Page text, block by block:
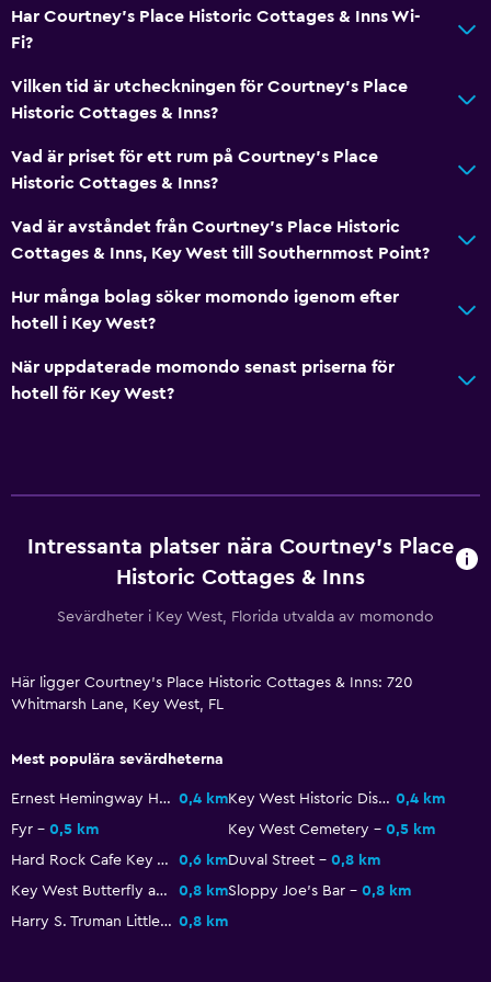
Hårfön
Toalettpapper
Walk-in-dusch
Allmänt
Familjerum
Vardagsrum
Trägolv eller parkettgolv
Sammanlänkade rum tillgängliga
Bäddsoffa
Förvaring
Balkong
Media och underhållning
Radio
Har Courtney's Place Historic Cottages & Inns Wi-
Fi?
Vilken tid är utcheckningen för Courtney's Place
Historic Cottages & Inns?
Vad är priset för ett rum på Courtney's Place
Historic Cottages & Inns?
Vad är avståndet från Courtney's Place Historic
Cottages & Inns, Key West till Southernmost Point?
Hur många bolag söker momondo igenom efter
hotell i Key West?
När uppdaterade momondo senast priserna för
hotell för Key West?
Intressanta platser nära Courtney's Place
Historic Cottages & Inns
Sevärdheter i Key West, Florida utvalda av momondo
Här ligger Courtney's Place Historic Cottages & Inns: 720
Whitmarsh Lane, Key West, FL
Mest populära sevärdheterna
Ernest Hemingway Home and Museum 0,4 km Key West Historic District 0,4 km
Fyr
0,5 km Key West Cemetery
0,5 km
Hard Rock Cafe Key West
0,6 kmDuval Street
0,8 km
Key West Butterfly and Nature Conservatory
0,8 kmSloppy Joe's Bar
0,8 km
Harry S. Truman Little White House 0,8 km